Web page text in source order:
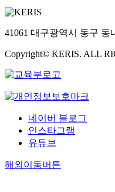
41061 대구광역시 동구 동
Copyright© KERIS. ALL
네이버 블로그
인스타그램
유튜브
해외이동버튼